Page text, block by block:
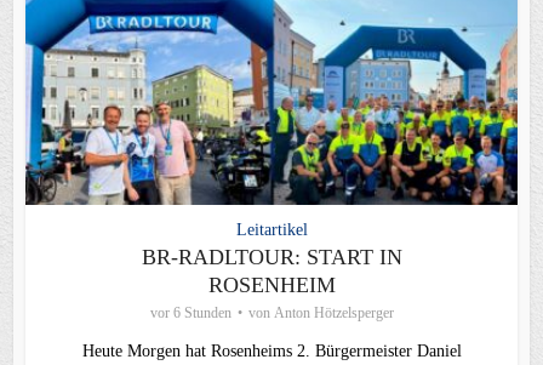
Leitartikel
BR-RADLTOUR: START IN
ROSENHEIM
vor 6 Stunden von Anton Hötzelsperger
Heute Morgen hat Rosenheims 2. Bürgermeister Daniel